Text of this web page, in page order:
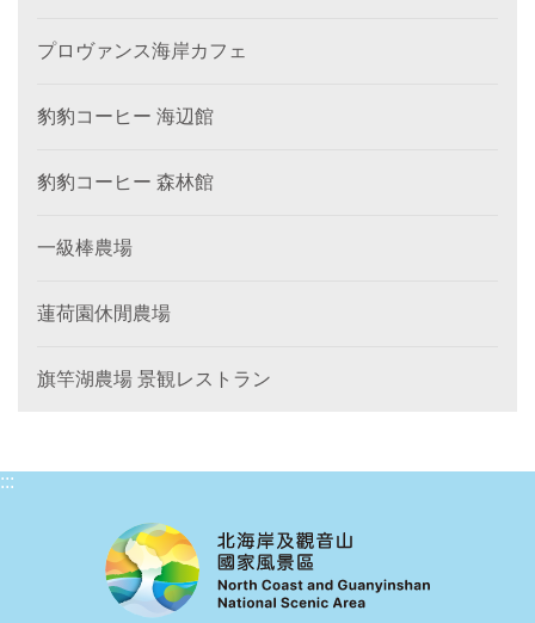
プロヴァンス海岸カフェ
豹豹コーヒー 海辺館
豹豹コーヒー 森林館
一級棒農場
蓮荷園休閒農場
旗竿湖農場 景観レストラン
:::